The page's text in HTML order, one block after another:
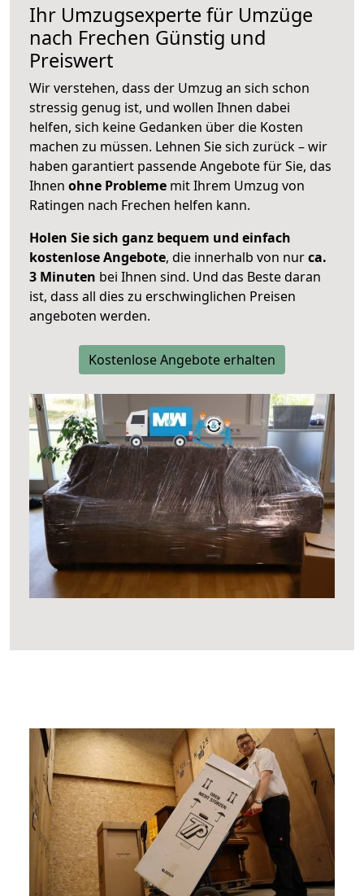
Ihr Umzugsexperte für Umzüge
nach Frechen Günstig und
Preiswert
Wir verstehen, dass der Umzug an sich schon
stressig genug ist, und wollen Ihnen dabei
helfen, sich keine Gedanken über die Kosten
machen zu müssen. Lehnen Sie sich zurück – wir
haben garantiert passende Angebote für Sie, das
Ihnen ohne Probleme mit Ihrem Umzug von
Ratingen nach Frechen helfen kann.
Holen Sie sich ganz bequem und einfach
kostenlose Angebote, die innerhalb von nurca.
3 Minuten bei Ihnen sind. Und das Beste daran
ist, dass all dies zu erschwinglichen Preisen
angeboten werden.
Kostenlose Angebote erhalten